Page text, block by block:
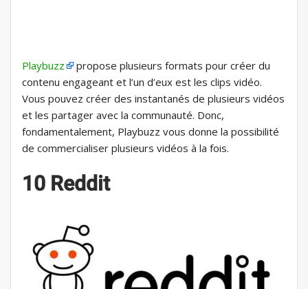
Playbuzz
propose plusieurs formats pour créer du
contenu engageant et l’un d’eux est les clips vidéo.
Vous pouvez créer des instantanés de plusieurs vidéos
et les partager avec la communauté. Donc,
fondamentalement, Playbuzz vous donne la possibilité
de commercialiser plusieurs vidéos à la fois.
10 Reddit